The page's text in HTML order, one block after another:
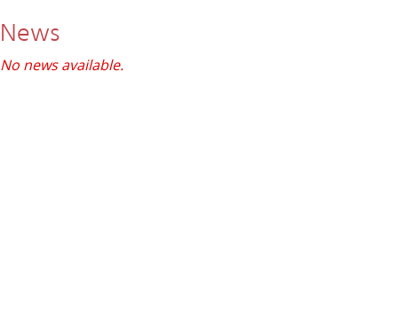
News
No news available.